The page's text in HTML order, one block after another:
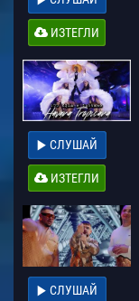
ИЗТЕГЛИ
СЛУШАЙ
ИЗТЕГЛИ
СЛУШАЙ